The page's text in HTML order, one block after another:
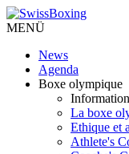
MENÜ
News
Agenda
Boxe olympique
La boxe
Ethique et
Athlete's